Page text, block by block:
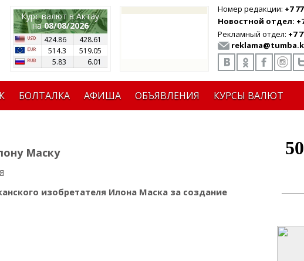
Курс валют в Актау
на08/08/2026
424.86
428.61
514.3
519.05
5.83
6.01
Номер редакции: +7
Новостной отдел: +7
Рекламный отдел: +7
БОЛТАЛКА АФИША ОБЪЯВЛЕНИЯ КУРСЫ ВАЛЮТ
Маску
изобретателя Илона Маска за создание